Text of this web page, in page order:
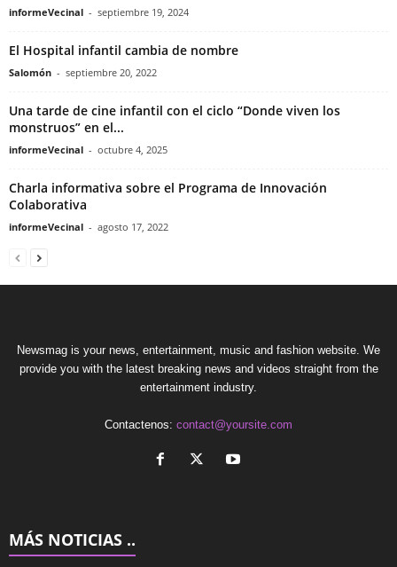
informeVecinal - septiembre 19, 2024
El Hospital infantil cambia de nombre
Salomón - septiembre 20, 2022
Una tarde de cine infantil con el ciclo “Donde viven los
monstruos” en el...
informeVecinal - octubre 4, 2025
Charla informativa sobre el Programa de Innovación
Colaborativa
informeVecinal - agosto 17, 2022
Newsmag is your news, entertainment, music and fashion website. We
provide you with the latest breaking news and videos straight from the
entertainment industry.
Contactenos: contact@yoursite.com
MÁS NOTICIAS ..